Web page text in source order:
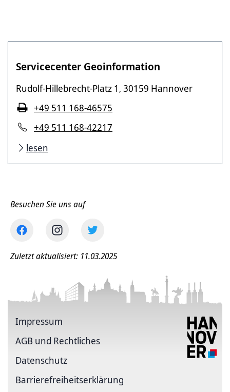
Servicecenter Geoinformation
Rudolf-Hillebrecht-Platz 1 , 30159 Hannover
+49 511 168-42217
+49 511 168-46575
lesen
Besuchen Sie uns auf
Zuletzt aktualisiert: 11.03.2025
Impressum
AGB und Rechtliches
Datenschutz
Barriere­freiheits­erklärung